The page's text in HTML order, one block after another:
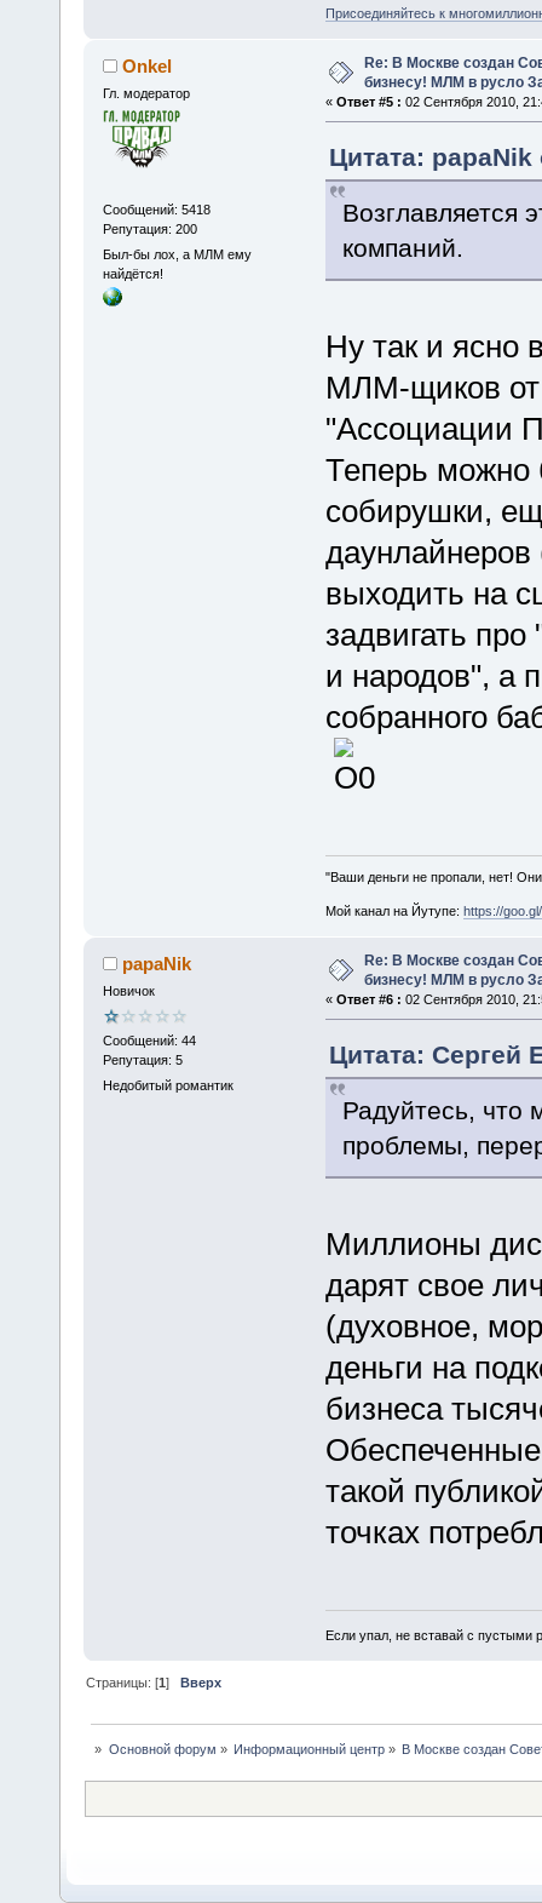
Присоединяйтесь к
Onkel
Гл. модератор
Сообщений: 5418
Репутация: 200
Был-бы лох, а МЛМ ему
найдётся!
Re: В Москве создан
бизнесу! МЛМ в русло
« Ответ #5 : 02 Сентября 2010,
Цитата: papaNik
Возглавляется
компаний.
Ну так и ясно
МЛМ-щиков от
"Ассоциации
Теперь можно
собирушки,
даунлайнеров
выходить на
задвигать
и народов", а
собранного
"Ваши деньги не пропали, нет!
Мой канал на Йутупе: https://
papaNik
Новичок
Сообщений: 44
Репутация: 5
Недобитый романтик
Re: В Москве создан
бизнесу! МЛМ в русло
« Ответ #6 : 02 Сентября 2010,
Цитата: Сергей
Радуйтесь, что
проблемы,
Миллионы
дарят свое
(духовное,
деньги на
бизнеса
такой
точках
Если упал, не вставай с пустыми
Страницы: [1]Вверх
» Основной форум » Информационный центр» В Москве создан